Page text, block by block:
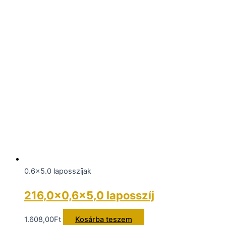
0.6x5.0 laposszíjak
216,0×0,6×5,0 laposszíj
1.608,00Ft Kosárba teszem